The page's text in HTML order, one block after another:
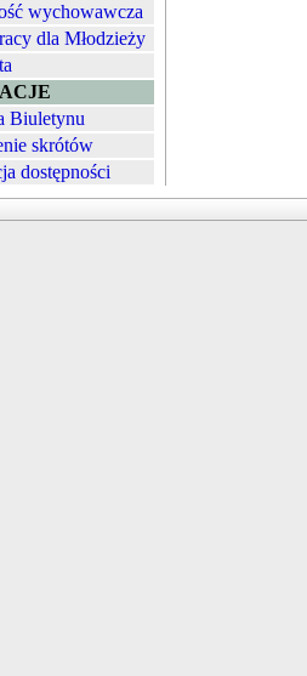
wychowawcza
dla Młodzieży
Biuletynu
skrótów
dostępności